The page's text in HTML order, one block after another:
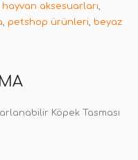
aksesuarları,
, petshop ürünleri, beyaz
Köpek Tasması